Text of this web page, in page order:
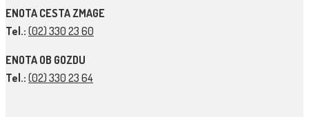
ENOTA CESTA ZMAGE
Tel.: (02) 330 23 60
ENOTA OB GOZDU
Tel.: (02) 330 23 64